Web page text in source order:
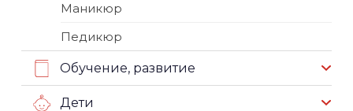
Маникюр
Педикюр
Обучение, развитие
Дети